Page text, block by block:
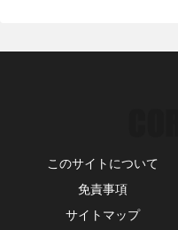
このサイトについて
免責事項
サイトマップ